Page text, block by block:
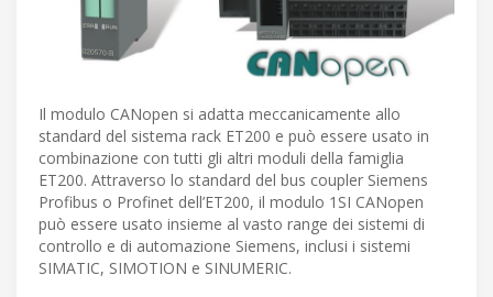
Il modulo CANopen si adatta meccanicamente allo
standard del sistema rack ET200 e può essere usato in
combinazione con tutti gli altri moduli della famiglia
ET200. Attraverso lo standard del bus coupler Siemens
Profibus o Profinet dell’ET200, il modulo 1SI CANopen
può essere usato insieme al vasto range dei sistemi di
controllo e di automazione Siemens, inclusi i sistemi
SIMATIC, SIMOTION e SINUMERIC.